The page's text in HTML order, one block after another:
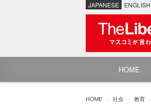
JAPANESE ENGLISH
HOME
HOME 社会 教育